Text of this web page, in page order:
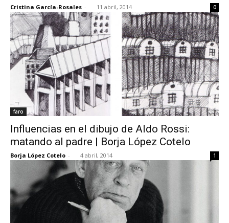
Cristina García-Rosales - 11 abril, 2014 0
faro
Influencias en el dibujo de Aldo Rossi:
matando al padre | Borja López Cotelo
Borja López Cotelo - 4 abril, 2014 1